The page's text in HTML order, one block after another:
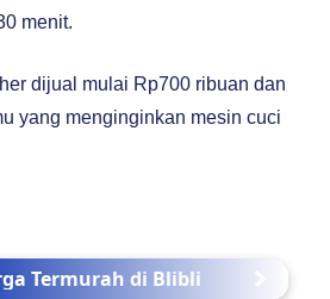
menit.
dijual mulai Rp700 ribuan dan
yang menginginkan mesin cuci
Termurah di Blibli